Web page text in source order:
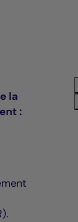
la
: